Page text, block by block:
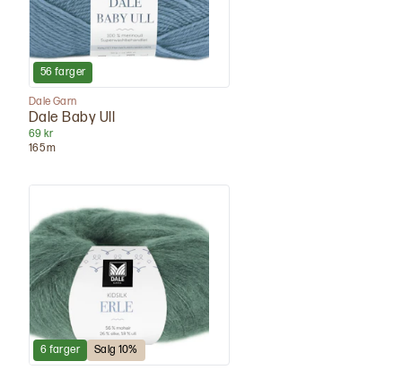
56 farger
Dale Garn
Dale Baby Ull
69 kr
165m
6 farger Salg 10%